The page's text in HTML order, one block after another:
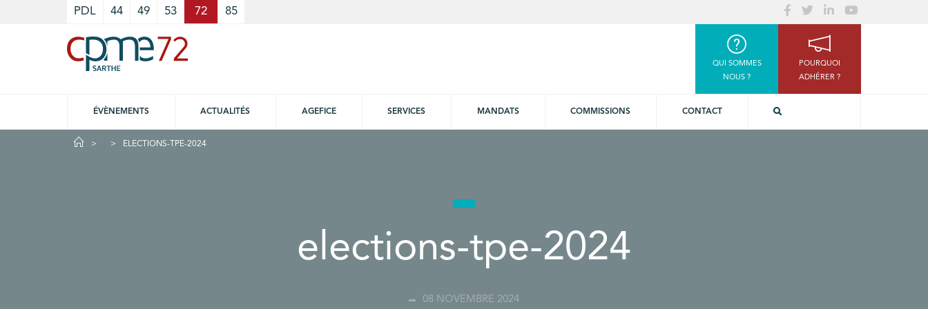
PDL 44 49 53 72 85
QUI SOMMES
NOUS ?
POURQUOI
ADHÉRER ?
ÉVÈNEMENTS ACTUALITÉS AGEFICE SERVICES MANDATS COMMISSIONS CONTACT
ELECTIONS-TPE-2024
elections-tpe-2024
08 NOVEMBRE 2024
Cookies management panel